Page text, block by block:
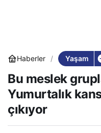
Haberler Yaşam
Bu meslek
Yumurtalık
çıkıyor